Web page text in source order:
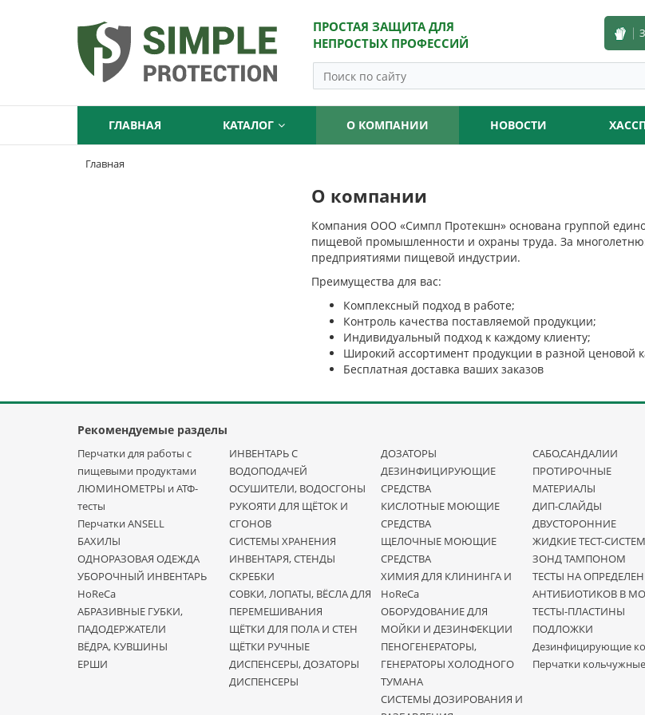
ПРОСТАЯ ЗАЩИТА ДЛЯ
НЕПРОСТЫХ ПРОФЕССИЙ
ГЛАВНАЯ КАТАЛОГ О КОМПАНИИ НОВОСТИ
Главная
О компании
Компания ООО «Симпл Протекшн»основана группой
пищевой промышленности и охраны труда. За
предприятиями пищевой индустрии.
Преимущества для вас:
Комплексный подход в работе;
Контроль качества поставляемой продукции;
Индивидуальный подход к каждому клиенту;
Широкий ассортимент продукции в разной ценовой
Бесплатная доставка ваших заказов
Рекомендуемые разделы
Перчатки для работы с
пищевыми продуктами
ЛЮМИНОМЕТРЫ и АТФ-
тесты
Перчатки ANSELL
БАХИЛЫ
ОДНОРАЗОВАЯ ОДЕЖДА
УБОРОЧНЫЙ ИНВЕНТАРЬ
HoReCa
АБРАЗИВНЫЕ ГУБКИ,
ПАДОДЕРЖАТЕЛИ
ВЁДРА, КУВШИНЫ
ЕРШИ
ИНВЕНТАРЬ С
ВОДОПОДАЧЕЙ
ОСУШИТЕЛИ, ВОДОСГОНЫ
РУКОЯТИ ДЛЯ ЩЁТОК И
СГОНОВ
СИСТЕМЫ ХРАНЕНИЯ
ИНВЕНТАРЯ, СТЕНДЫ
СКРЕБКИ
СОВКИ, ЛОПАТЫ, ВЁСЛА ДЛЯ
ПЕРЕМЕШИВАНИЯ
ЩЁТКИ ДЛЯ ПОЛА И СТЕН
ЩЁТКИ РУЧНЫЕ
ДИСПЕНСЕРЫ, ДОЗАТОРЫ
ДИСПЕНСЕРЫ
ДОЗАТОРЫ
ДЕЗИНФИЦИРУЮЩИЕ
СРЕДСТВА
КИСЛОТНЫЕ МОЮЩИЕ
СРЕДСТВА
ЩЕЛОЧНЫЕ МОЮЩИЕ
СРЕДСТВА
ХИМИЯ ДЛЯ КЛИНИНГА И
HoReCa
ОБОРУДОВАНИЕ ДЛЯ
МОЙКИ И ДЕЗИНФЕКЦИИ
ПЕНОГЕНЕРАТОРЫ,
ГЕНЕРАТОРЫ ХОЛОДНОГО
ТУМАНА
СИСТЕМЫ ДОЗИРОВАНИЯ И
САБО,САНДАЛИИ
ПРОТИРОЧНЫЕ
МАТЕРИАЛЫ
ДИП-СЛАЙДЫ
ДВУСТОРОННИЕ
ЖИДКИЕ ТЕСТ-
ЗОНД ТАМПОНОМ
ТЕСТЫ НА
АНТИБИОТИКОВ В
ТЕСТЫ-ПЛАСТИНЫ
ПОДЛОЖКИ
Дезинфицирующие
Перчатки кольчужные